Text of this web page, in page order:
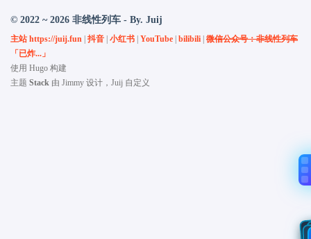
© 2022 ~ 2026 非线性列车 - By. Juij
主站 https://juij.fun 抖音 小红书 YouTube bilibili 微信公众号：非线性列车
「已炸...」
使用 Hugo 构建
主题 Stack 由 Jimmy 设计，Juij 自定义